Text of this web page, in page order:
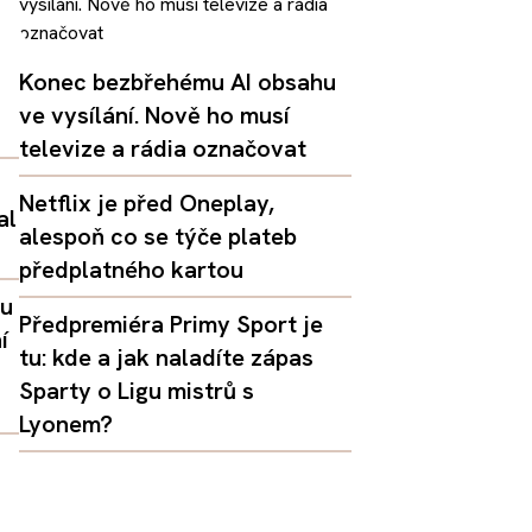
Konec bezbřehému AI obsahu
ve vysílání. Nově ho musí
televize a rádia označovat
Netflix je před Oneplay,
alespoň co se týče plateb
předplatného kartou
Předpremiéra Primy Sport je
tu: kde a jak naladíte zápas
Sparty o Ligu mistrů s
Lyonem?